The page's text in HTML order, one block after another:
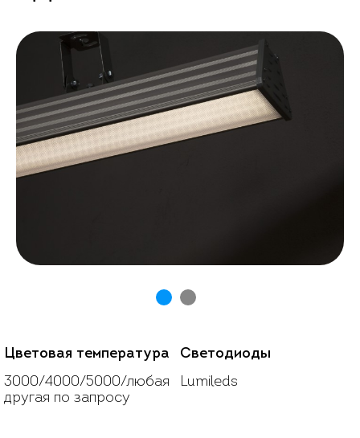
Цветовая температура
3000/4000/5000/любая
другая по запросу
Светодиоды
Lumileds